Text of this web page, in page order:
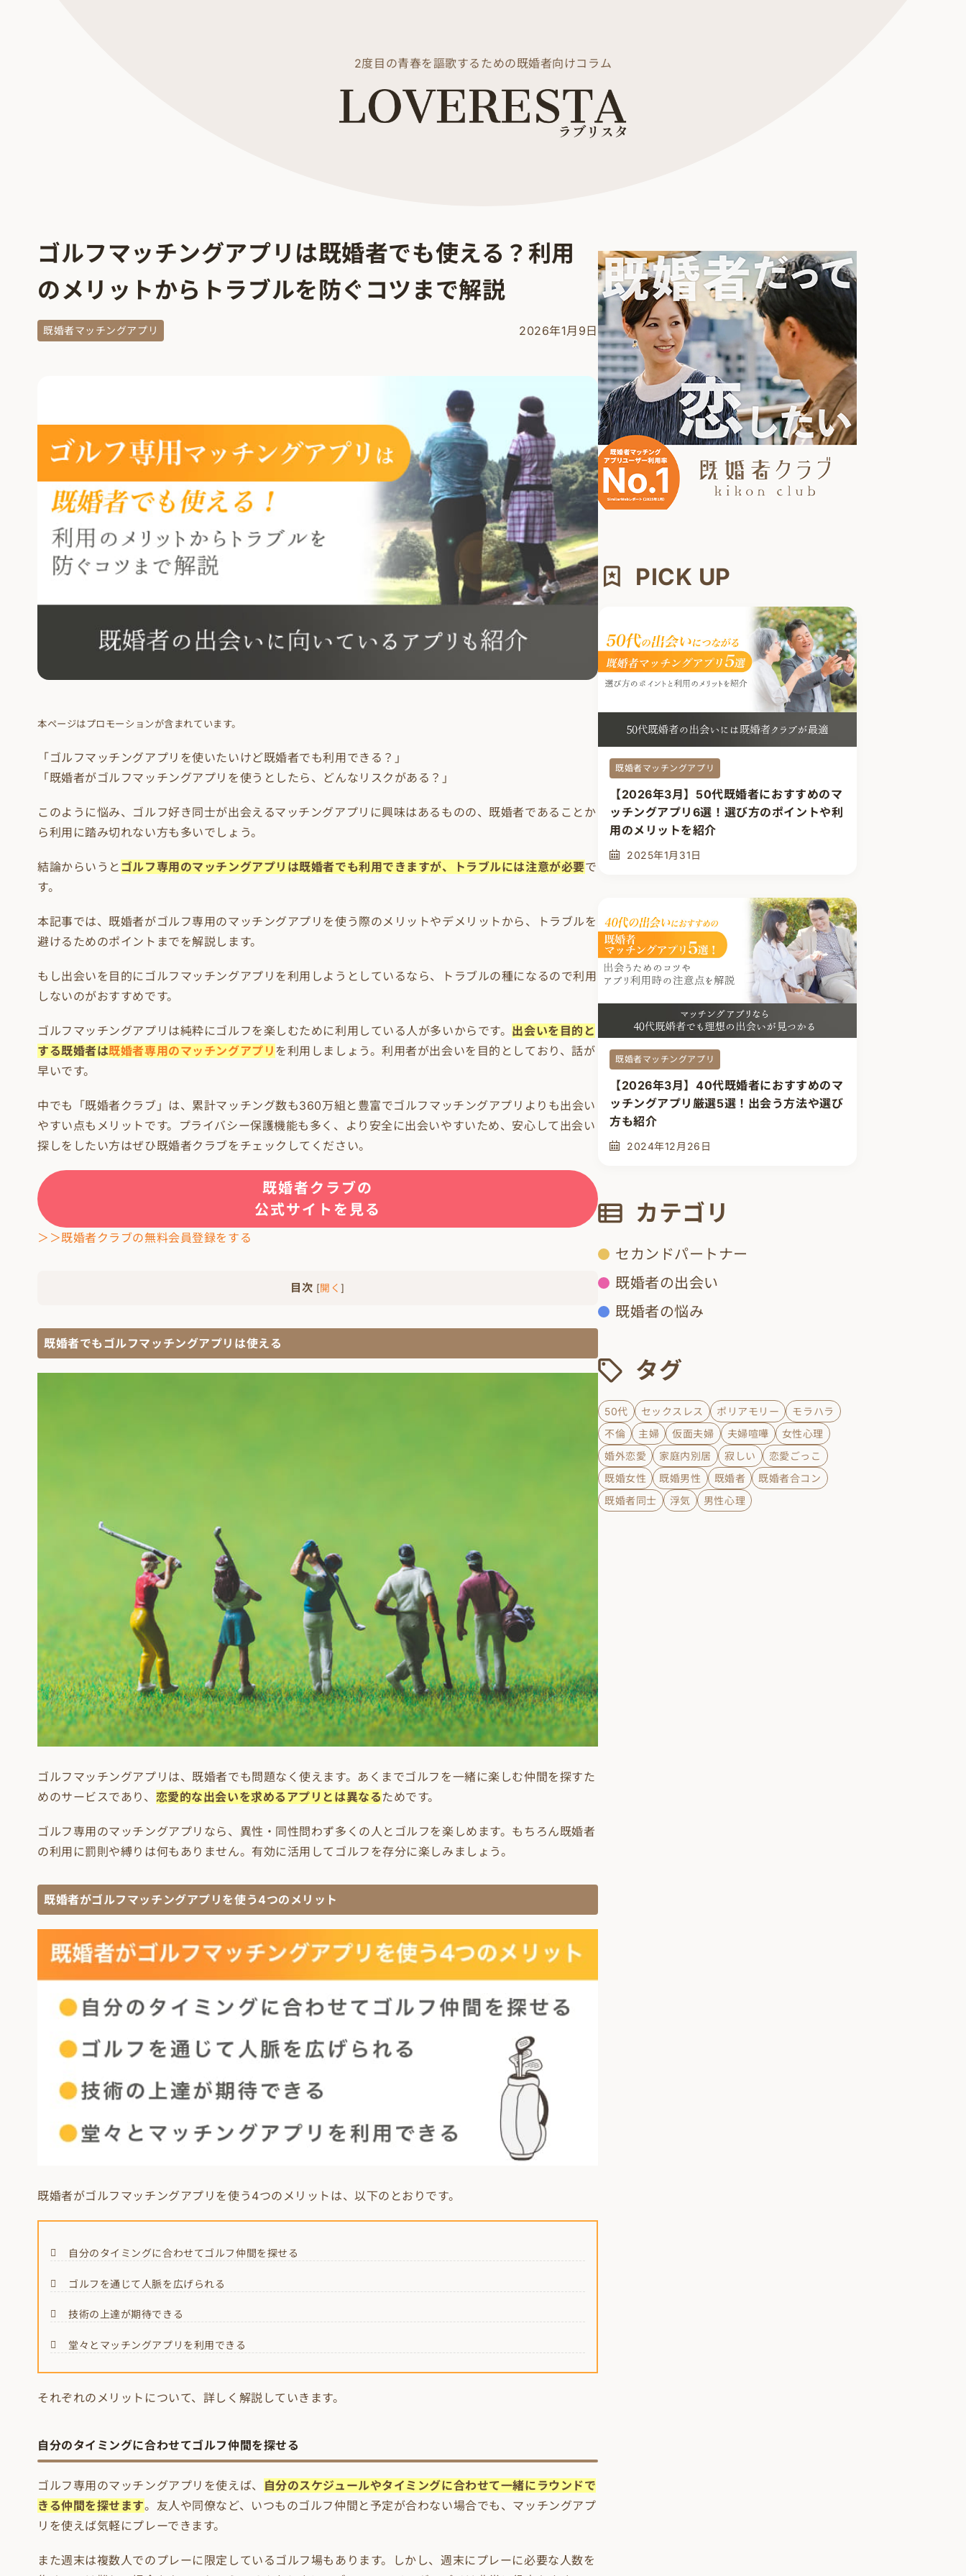
2度目の青春を謳歌するための既婚者向けコラム
ゴルフマッチングアプリは既婚者でも使える？利用
のメリットからトラブルを防ぐコツまで解説
既婚者マッチングアプリ 2026年1月9日
本ページはプロモーションが含まれています。
「ゴルフマッチングアプリを使いたいけど既婚者でも利用できる？」
「既婚者がゴルフマッチングアプリを使うとしたら、どんなリスクがある？」
このように悩み、ゴルフ好き同士が出会えるマッチングアプリに興味はあるものの、既婚者であることか
ら利用に踏み切れない方も多いでしょう。
結論からいうと ゴルフ専用のマッチングアプリは既婚者でも利用できますが、トラブルには注意が必要で
す。
本記事では、既婚者がゴルフ専用のマッチングアプリを使う際のメリットやデメリットから、トラブルを
避けるためのポイントまでを解説します。
もし出会いを目的にゴルフマッチングアプリを利用しようとしているなら、トラブルの種になるので利用
しないのがおすすめです。
ゴルフマッチングアプリは純粋にゴルフを楽しむために利用している人が多いからです。 出会いを目的と
する既婚者は既婚者専用のマッチングアプリ を利用しましょう。利用者が出会いを目的としており、話が
早いです。
中でも「既婚者クラブ」は、累計マッチング数も360万組と豊富でゴルフマッチングアプリよりも出会い
やすい点もメリットです。プライバシー保護機能も多く、より安全に出会いやすいため、安心して出会い
探しをしたい方はぜひ既婚者クラブをチェックしてください。
既婚者クラブの
公式サイトを見る
＞＞既婚者クラブの無料会員登録をする
目次 [開く ]
既婚者でもゴルフマッチングアプリは使える
ゴルフマッチングアプリは、既婚者でも問題なく使えます。あくまでゴルフを一緒に楽しむ仲間を探すた
めのサービスであり、 恋愛的な出会いを求めるアプリとは異なるためです。
ゴルフ専用のマッチングアプリなら、異性・同性問わず多くの人とゴルフを楽しめます。もちろん既婚者
の利用に罰則や縛りは何もありません。有効に活用してゴルフを存分に楽しみましょう。
既婚者がゴルフマッチングアプリを使う4つのメリット
既婚者がゴルフマッチングアプリを使う4つのメリットは、以下のとおりです。
自分のタイミングに合わせてゴルフ仲間を探せる
ゴルフを通じて人脈を広げられる
技術の上達が期待できる
堂々とマッチングアプリを利用できる
それぞれのメリットについて、詳しく解説していきます。
自分のタイミングに合わせてゴルフ仲間を探せる
ゴルフ専用のマッチングアプリを使えば、
自分のスケジュールやタイミングに合わせて一緒にラウンドで
きる仲間を探せます。友人や同僚など、いつものゴルフ仲間と予定が合わない場合でも、マッチングアプ
リを使えば気軽にプレーできます。
また週末は複数人でのプレーに限定しているゴルフ場もあります。しかし、週末にプレーに必要な人数を
PICK UP
既婚者マッチングアプリ
【2026年3月】50代既婚者におすすめのマ
ッチングアプリ6選！選び方のポイントや利
用のメリットを紹介
2025年1月31日
既婚者マッチングアプリ
【2026年3月】40代既婚者におすすめのマ
ッチングアプリ厳選5選！出会う方法や選び
方も紹介
2024年12月26日
カテゴリ
セカンドパートナー
既婚者の出会い
既婚者の悩み
タグ
50代 セックスレス ポリアモリー
モラハラ
不倫
主婦 仮面夫婦 夫婦喧嘩
女性心理
婚外恋愛
家庭内別居 寂しい
恋愛ごっこ
既婚女性
既婚男性 既婚者
既婚者合コン
既婚者同士
浮気 男性心理